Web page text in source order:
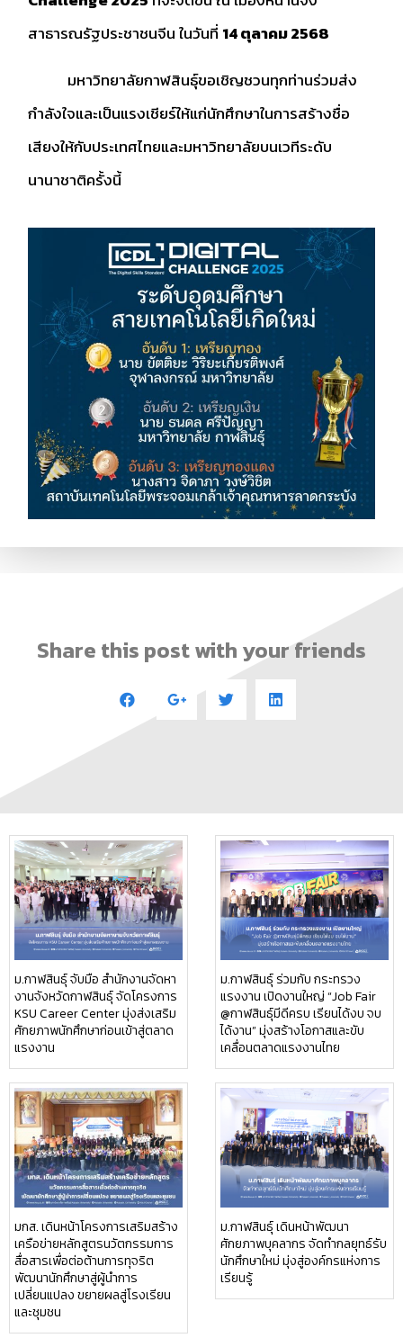
สาธารณรัฐประชาชนจีน ในวันที่ 14 ตุลาคม 2568
มหาวิทยาลัยกาฬสินธุ์ขอเชิญชวนทุกท่านร่วมส่ง
กำลังใจและเป็นแรงเชียร์ให้แก่นักศึกษาในการสร้างชื่อ
เสียงให้กับประเทศไทยและมหาวิทยาลัยบนเวทีระดับ
นานาชาติครั้งนี้
Share this post with your friends
ม.กาฬสินธุ์ จับมือ สำนักงานจัดหา
งานจังหวัดกาฬสินธุ์ จัดโครงการ
KSU Career Center มุ่งส่งเสริม
ศักยภาพนักศึกษาก่อนเข้าสู่ตลาด
แรงงาน
ม.กาฬสินธุ์ ร่วมกับ กระทรวง
แรงงาน เปิดงานใหญ่ “Job Fair
@กาฬสินธุ์มีดีครบ เรียนได้งบ จบ
ได้งาน” มุ่งสร้างโอกาสและขับ
เคลื่อนตลาดแรงงานไทย
มกส. เดินหน้าโครงการเสริมสร้าง
เครือข่ายหลักสูตรนวัตกรรมการ
สื่อสารเพื่อต่อต้านการทุจริต
พัฒนานักศึกษาสู่ผู้นำการ
เปลี่ยนแปลง ขยายผลสู่โรงเรียน
และชุมชน
ม.กาฬสินธุ์ เดินหน้าพัฒนา
ศักยภาพบุคลากร จัดทำกลยุทธ์รับ
นักศึกษาใหม่ มุ่งสู่องค์กรแห่งการ
เรียนรู้